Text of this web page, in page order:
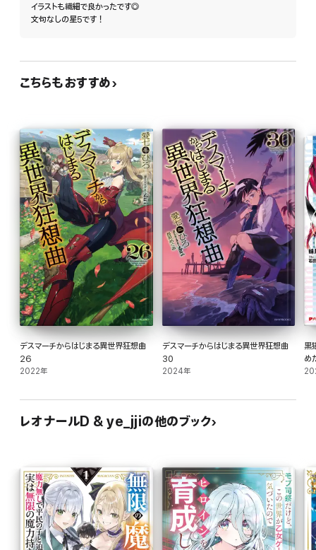
イラストも繊細で良かったです◎
文句なしの星5です！
こちらもおすすめ
デスマーチからはじまる異世界狂想曲
26
2022年
デスマーチからはじまる異世界狂想曲
30
2024年
黒
め
た
レオナールD & ye_jjiの他のブック